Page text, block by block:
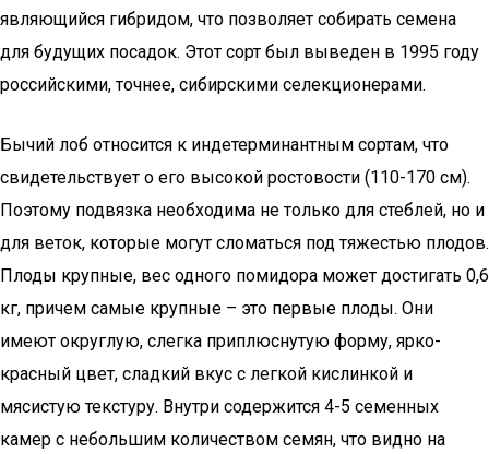
являющийся гибридом, что позволяет собирать семена
для будущих посадок. Этот сорт был выведен в 1995 году
российскими, точнее, сибирскими селекционерами.
Бычий лоб относится к индетерминантным сортам, что
свидетельствует о его высокой ростовости (110-170 см).
Поэтому подвязка необходима не только для стеблей, но и
для веток, которые могут сломаться под тяжестью плодов.
Плоды крупные, вес одного помидора может достигать 0,6
кг, причем самые крупные – это первые плоды. Они
имеют округлую, слегка приплюснутую форму, ярко-
красный цвет, сладкий вкус с легкой кислинкой и
мясистую текстуру. Внутри содержится 4-5 семенных
камер с небольшим количеством семян, что видно на